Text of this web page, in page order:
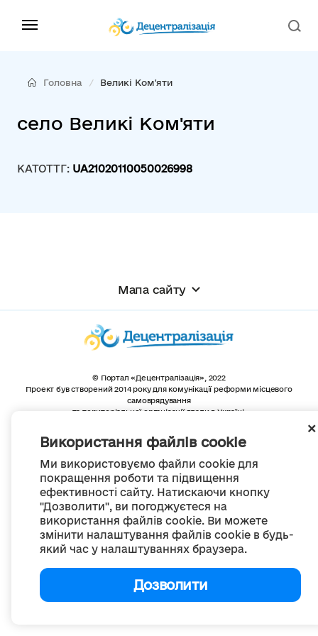
Використання файлів cookie
Ми використовуємо файли cookie для
покращення роботи та підвищення
ефективності сайту. Натискаючи кнопку
"Дозволити", ви погоджуєтеся на
використання файлів cookie. Ви можете
змінити налаштування файлів cookie в будь-
який час у налаштуваннях браузера.
Дозволити
Головна Великі Ком'яти
село Великі Ком'яти
КАТОТТГ: UA21020110050026998
Мапа сайту
© Портал «Децентралізація», 2022
Проект був створений 2014 року для комунікації реформи місцевого
самоврядування
та територіальної організації влади в Україні.
Весь контент доступний за ліцензією
Creative Commons Attribution 4.0 International license,
якщо не зазначено інше